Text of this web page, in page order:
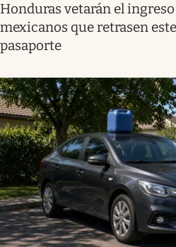
Honduras vetarán el
mexicanos que retrasen
pasaporte